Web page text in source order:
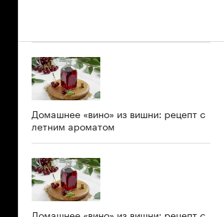
Домашнее «вино» из вишни: рецепт с
летним ароматом